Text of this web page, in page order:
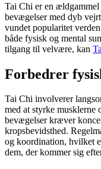
Tai Chi er en
bevægelser med dyb
vundet popularitet
både fysisk og mental
tilgang til velvære, kan
Forbedrer
Tai Chi involverer
med at styrke musklerne
bevægelser kræver
kropsbevidsthed.
og koordination, hvilket
dem, der kommer sig